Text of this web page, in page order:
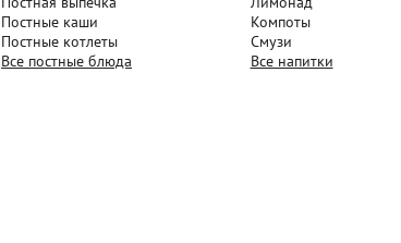
Постные каши
Постные котлеты
Все постные блюда
Компоты
Смузи
Все напитки